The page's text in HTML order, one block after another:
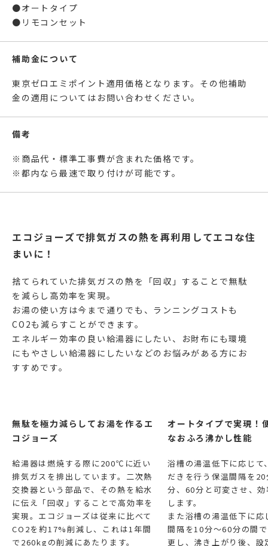
●オートタイプ
●リモコンセット
補助金について
東京ゼロエミポイント適用価格となります。その他補助
金の適用については お問い合わせください。
備考
※商品代・標準工事費が含まれた価格です。
※都内なら最速で取り付けが可能です。
エコジョーズで排気ガスの熱を再利用してエコな住
まいに！
捨てられていた排気ガスの熱を「回収」することで無駄
を減らし高効率を実現。
お湯の使い方は今まで通りでも、ランニングコストも
CO2も減らすことができます。
エネルギー効率の良い給湯器にしたい、お財布にも環境
にもやさしい給湯器にしたいなどのお悩みがある方にお
すすめです。
無駄を極力減らしてお湯を作るエ
コジョーズ
給湯器は燃焼する際に200℃に近い
排気ガスを排出しています。二次熱
交換器という部品で、その熱を給水
に伝え「回収」することで高効率を
実現。エコジョーズは従来に比べて
CO2を約17%削減し、これは1年間
で260kgの削減にあたります。
オートタイプで実現！
なおふろ沸かし性能
浴槽の湯温低下に応じて
だきを行う保温間隔を
分、60分と可変させ、
します。
また浴槽の湯温低下に応
間隔を10分～60分の間
更し、沸き上がり後、設